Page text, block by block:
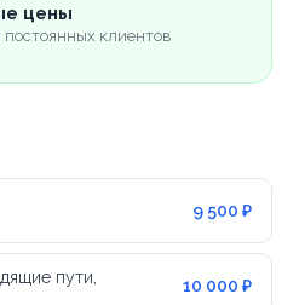
цены
постоянных клиентов
9 500 ₽
пути,
10 000 ₽